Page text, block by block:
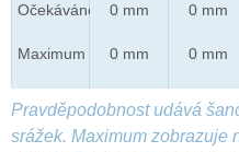
Očekáváno
Maximum
0 mm
0 mm
0 mm
0 mm
Pravděpodobnost udává
srážek. Maximum zobrazuje